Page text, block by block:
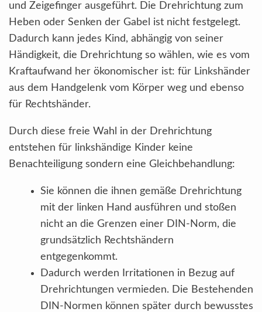
und Zeigefinger ausgeführt. Die Drehrichtung zum
Heben oder Senken der Gabel ist nicht festgelegt.
Dadurch kann jedes Kind, abhängig von seiner
Händigkeit, die Drehrichtung so wählen, wie es vom
Kraftaufwand her ökonomischer ist: für Linkshänder
aus dem Handgelenk vom Körper weg und ebenso
für Rechtshänder.
Durch diese freie Wahl in der Drehrichtung
entstehen für linkshändige Kinder keine
Benachteiligung sondern eine Gleichbehandlung:
Sie können die ihnen gemäße Drehrichtung
mit der linken Hand ausführen und stoßen
nicht an die Grenzen einer DIN-Norm, die
grundsätzlich Rechtshändern
entgegenkommt.
Dadurch werden Irritationen in Bezug auf
Drehrichtungen vermieden. Die Bestehenden
DIN-Normen können später durch bewusstes